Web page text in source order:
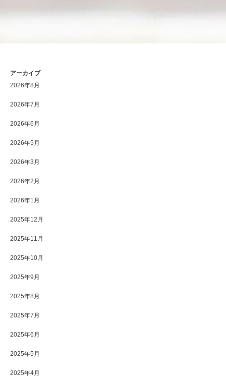
アーカイブ
2026年8月
2026年7月
2026年6月
2026年5月
2026年3月
2026年2月
2026年1月
2025年12月
2025年11月
2025年10月
2025年9月
2025年8月
2025年7月
2025年6月
2025年5月
2025年4月